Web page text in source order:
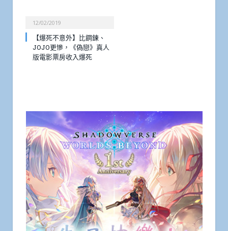
12/02/2019
【爆死不意外】比鋼鍊、
JOJO更慘，《偽戀》真人
版電影票房收入爆死